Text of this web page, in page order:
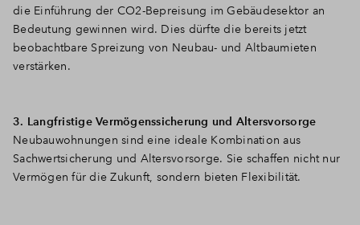
die Einführung der CO2-Bepreisung im Gebäudesektor an
Bedeutung gewinnen wird. Dies dürfte die bereits jetzt
beobachtbare Spreizung von Neubau- und Altbaumieten
verstärken.
3. Langfristige Vermögenssicherung und Altersvorsorge
Neubauwohnungen sind eine ideale Kombination aus
Sachwertsicherung und Altersvorsorge. Sie schaffen nicht nur
Vermögen für die Zukunft, sondern bieten Flexibilität.